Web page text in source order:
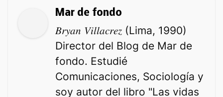
Mar de fondo
𝐵𝑟𝑦𝑎𝑛 𝑉𝑖𝑙𝑙𝑎𝑐𝑟𝑒𝑧 (Lima, 1990)
Director del Blog de Mar de
fondo. Estudié
Comunicaciones, Sociología y
soy autor del libro "Las vidas